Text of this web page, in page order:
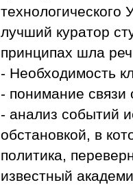
технологического
лучший куратор
принципах шла
- Необходимость
- понимание связи
- анализ событий
обстановкой, в
политика,
известный